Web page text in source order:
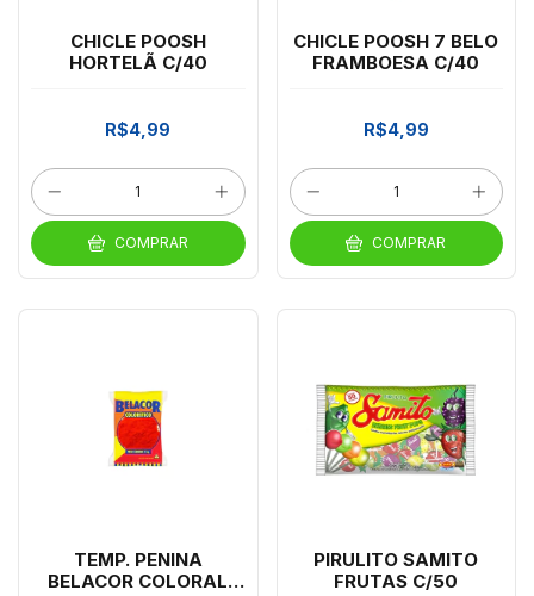
CHICLE POOSH
HORTELÃ C/40
R$4,99
COMPRAR
CHICLE POOSH 7 BELO
FRAMBOESA C/40
R$4,99
COMPRAR
TEMP. PENINA
BELACOR COLORAL
PIRULITO SAMITO
FRUTAS C/50